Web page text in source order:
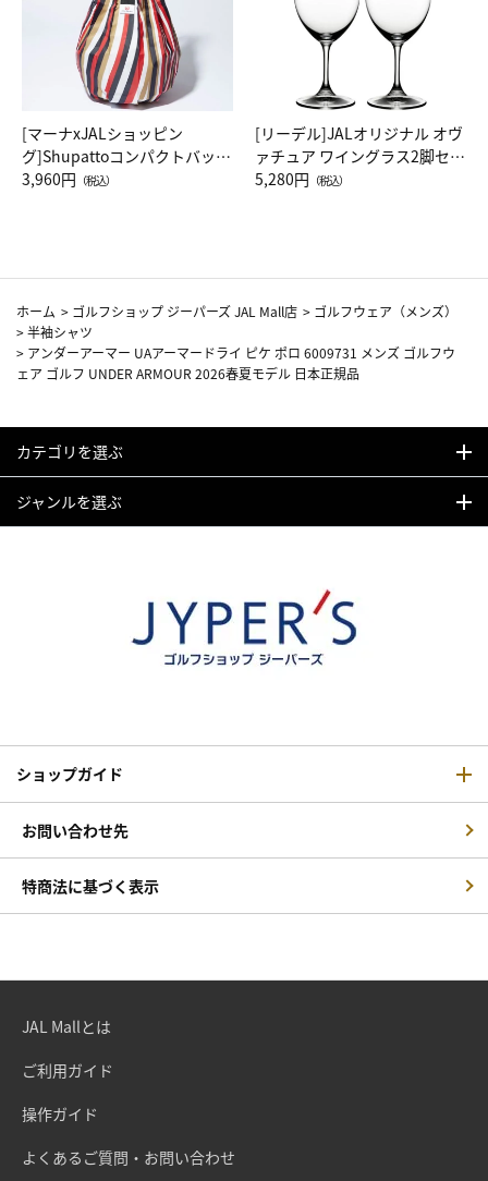
[マーナxJALショッピン
グ]Shupattoコンパクトバッグ
Drop JAL客室乗務員（LC）ス
3,960円 （税込）
[リーデル]JALオリジナル オヴ
ァチュア ワイングラス2脚セッ
ト（レッドワイン）
5,280円 （税込）
ホーム > ゴルフショップ ジーパーズ JAL Mall店 > ゴルフウェア（メンズ）
>半袖シャツ
> アンダーアーマー UAアーマードライ ピケ ポロ 6009731 メンズ ゴルフウ
ェア ゴルフ UNDER ARMOUR 2026春夏モデル 日本正規品
カテゴリを選ぶ
ジャンルを選ぶ
ショップガイド
お問い合わせ先
特商法に基づく表示
JAL Mallとは
ご利用ガイド
操作ガイド
よくあるご質問・お問い合わせ